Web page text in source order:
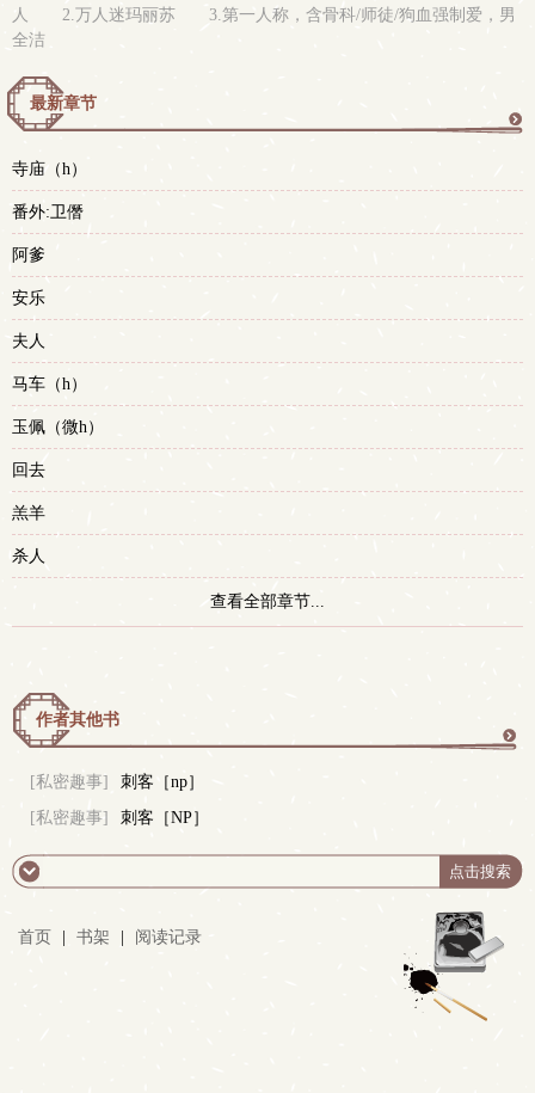
人 2.万人迷玛丽苏 3.第一人称，含骨科/师徒/狗血强制爱，男
全洁
最新章节
寺庙（h）
番外:卫僭
阿爹
安乐
夫人
马车（h）
玉佩（微h）
回去
羔羊
杀人
查看全部章节...
作者其他书
[私密趣事]
刺客［np］
[私密趣事]
刺客［NP］
首页 书架 阅读记录